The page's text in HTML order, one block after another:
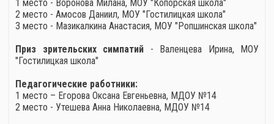
1 место - Воронова Милана, МОУ "Копорская школа"
2 место - Амосов Даниил, МОУ "Гостилицкая школа"
3 место - Мазикалкина Анастасия, МОУ "Ропшинская школа"
Приз зрительских симпатий - Валенцева Ирина, МОУ
"Гостилицкая школа"
Педагогические работники:
1 место – Егорова Оксана Евгеньевна, МДОУ №14
2 место - Утешева Анна Николаевна, МДОУ №14